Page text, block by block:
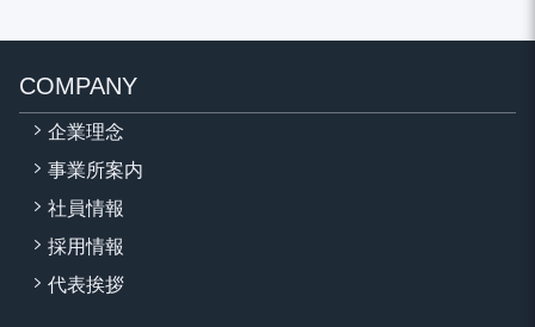
COMPANY
企業理念
事業所案内
社員情報
採用情報
代表挨拶